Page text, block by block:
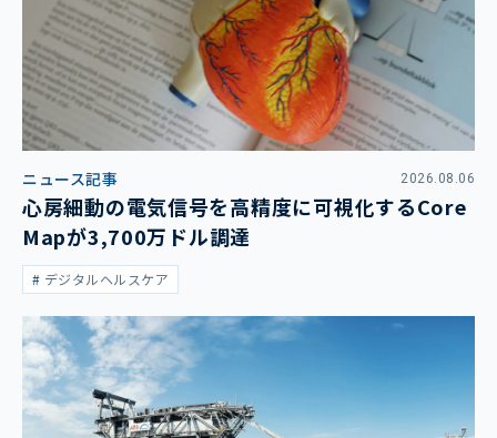
ニュース記事 2026.08.06
心房細動の電気信号を高精度に可視化するCore
Mapが3,700万ドル調達
デジタルヘルスケア